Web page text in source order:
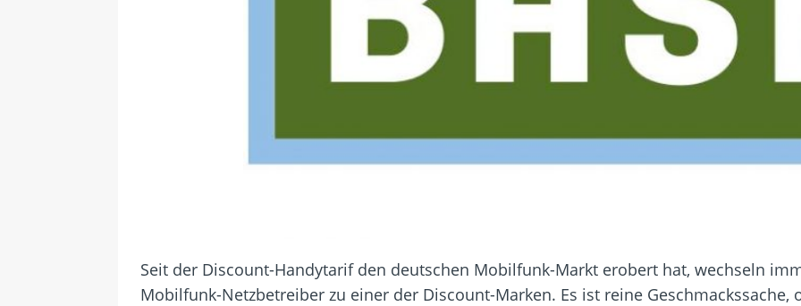
Seit der Discount-Handytarif den deutschen Mobilfunk-Markt erobert hat, wechseln
Mobilfunk-Netzbetreiber zu einer der Discount-Marken. Es ist reine Geschmackssache,